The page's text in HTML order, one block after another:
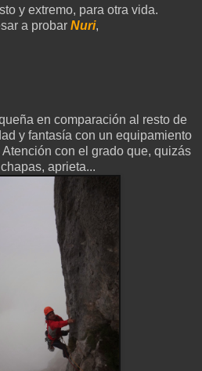
y extremo, para otra vida.
a probar Nuri,
en comparación al resto de
y fantasía con un equipamiento
con el grado que, quizás
aprieta...